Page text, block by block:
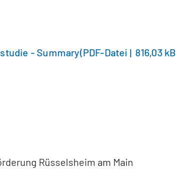
- Summary PDF-Datei 816,03 kB
Rüsselsheim am Main